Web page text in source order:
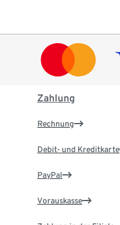
Zahlung
Rechnung
Debit- und Kreditkarte
PayPal
Vorauskasse